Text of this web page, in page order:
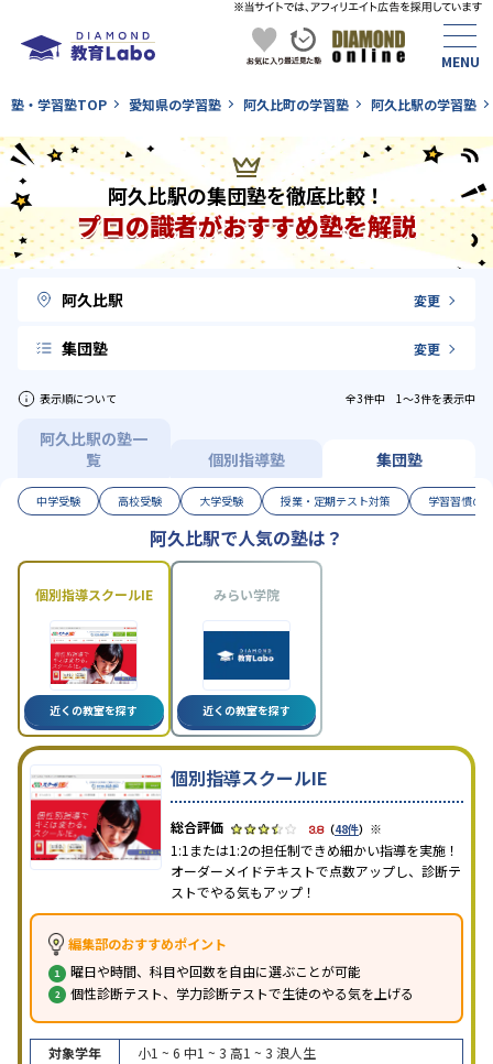
塾・学習塾TOP 愛知県の学習塾 阿久比町の学習塾 阿久比駅の学習塾
阿久比駅の集団塾を徹底比較！
プロの識者がおすすめ塾を解説
阿久比駅 変更
集団塾 変更
表示順について 全3件中 1〜3件を表示中
阿久比駅の塾一
覧
個別指導塾 集団塾
中学受験 高校受験 大学受験 授業・定期テスト対策 学習習慣の
阿久比駅で人気の塾は？
個別指導スクールIE
近くの教室を探す
みらい学院
近くの教室を探す
個別指導スクールIE
3.8（48件） ※
1:1または1:2の担任制できめ細かい指導を実施！
オーダーメイドテキストで点数アップし、診断テ
ストでやる気もアップ！
編集部のおすすめポイント
曜日や時間、科目や回数を自由に選ぶことが可能
個性診断テスト、学力診断テストで生徒のやる気を上げる
対象学年 小1 ~ 6 中1 ~ 3 高1 ~ 3 浪人生